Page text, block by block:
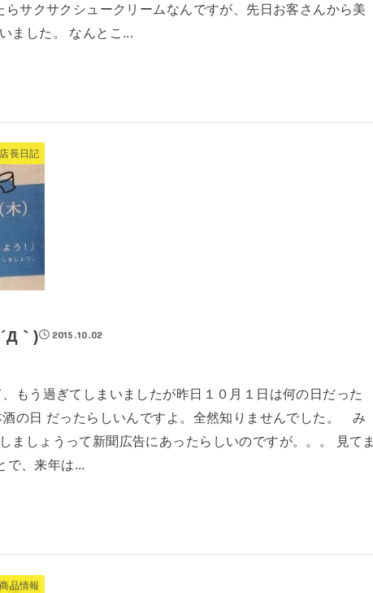
らサクサクシュークリームなんですが、先日お客さんから美
ました。 なんとこ...
店長日記
｀) 2015.10.02
もう過ぎてしまいましたが昨日１０月１日は何の日だった
の日 だったらしいんですよ。全然知りませんでした。 み
ましょうって新聞広告にあったらしいのですが。。。 見てま
で、来年は...
商品情報